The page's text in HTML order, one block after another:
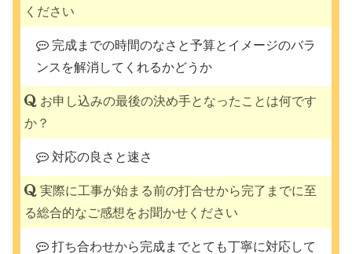
ください
完成までの時間のなさと予算とイメージのバラ
ンスを解消してくれるかどうか
お申し込みの最後の決め手となったことは何です
か？
対応の良さと速さ
実際に工事が始まる前の打合せから完了までに至
る総合的なご感想をお聞かせください
打ち合わせから完成までとても丁寧に対応して